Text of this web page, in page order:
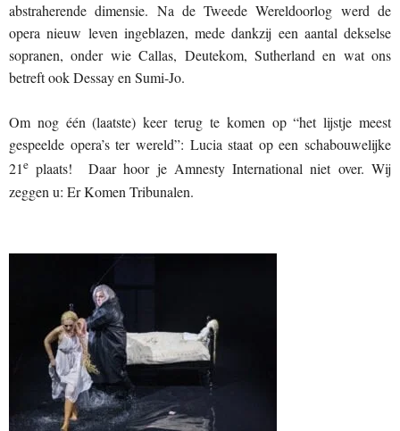
abstraherende dimensie. Na de Tweede Wereldoorlog werd de
opera nieuw leven ingeblazen, mede dankzij een aantal dekselse
sopranen, onder wie Callas, Deutekom, Sutherland en wat ons
betreft ook Dessay en Sumi-Jo.
Om nog één (laatste) keer terug te komen op “het lijstje meest
gespeelde opera’s ter wereld”: Lucia staat op een schabouwelijke
21e plaats! Daar hoor je Amnesty International niet over. Wij
zeggen u: Er Komen Tribunalen.